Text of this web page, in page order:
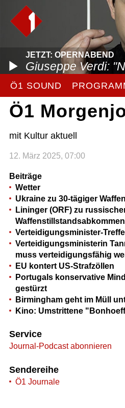
JETZT: OPERNABEND
Giuseppe Verdi:
Ö1 SOUND
Ö1
mit Kultur aktuell
12. März 2025, 07:00
Beiträge
Wetter
Ukraine zu 30-tägiger
Lininger (ORF) zu
Waffenstillstandsabkommen
Verteidigungsminister-
Verteidigungsministerin
muss verteidigungsfähig
EU kontert US-Strafzöllen
Portugals konservative
gestürzt
Birmingham geht im Müll
Kino: Umstrittene
Service
Journal-Podcast abonnieren
Sendereihe
Ö1 Journale